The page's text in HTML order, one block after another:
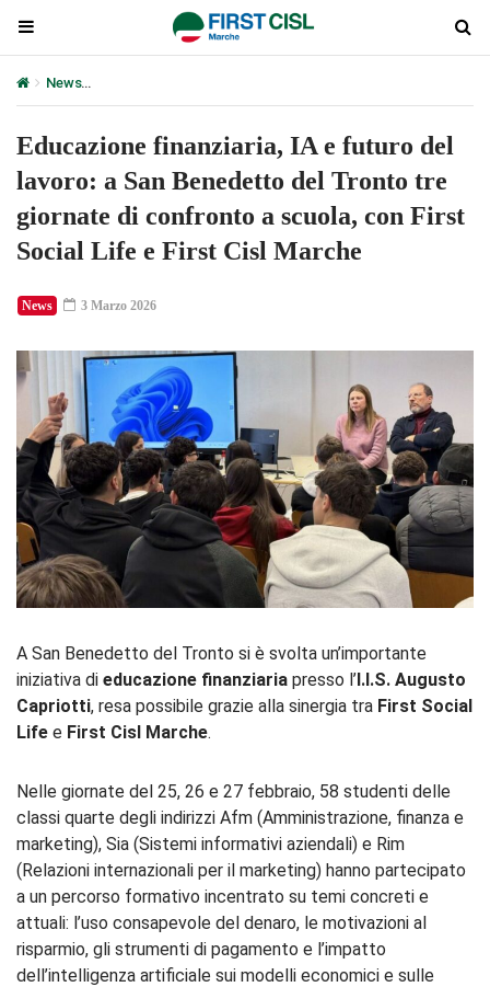
News
Educazione finanziaria, IA e futuro del
lavoro: a San Benedetto del Tronto tre
giornate di confronto a scuola, con First
Social Life e First Cisl Marche
News 3 Marzo 2026
A San Benedetto del Tronto si è svolta un’importante
iniziativa di educazione finanziaria presso l’I.I.S. Augusto
Capriotti, resa possibile grazie alla sinergia tra First Social
Life e First Cisl Marche.
Nelle giornate del 25, 26 e 27 febbraio, 58 studenti delle
classi quarte degli indirizzi Afm (Amministrazione, finanza e
marketing), Sia (Sistemi informativi aziendali) e Rim
(Relazioni internazionali per il marketing) hanno partecipato
a un percorso formativo incentrato su temi concreti e
attuali: l’uso consapevole del denaro, le motivazioni al
risparmio, gli strumenti di pagamento e l’impatto
dell’intelligenza artificiale sui modelli economici e sulle